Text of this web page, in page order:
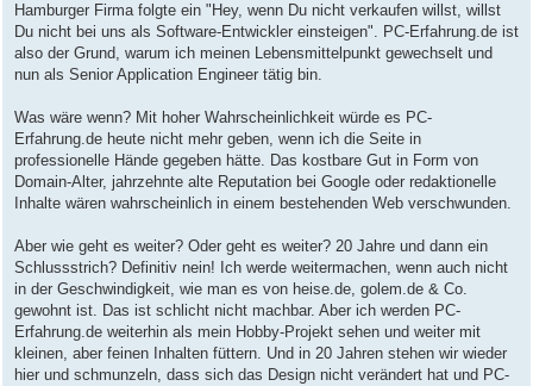
Hamburger Firma folgte ein "Hey, wenn Du nicht verkaufen willst, willst
Du nicht bei uns als Software-Entwickler einsteigen". PC-Erfahrung.de ist
also der Grund, warum ich meinen Lebensmittelpunkt gewechselt und
nun als Senior Application Engineer tätig bin.
Was wäre wenn? Mit hoher Wahrscheinlichkeit würde es PC-
Erfahrung.de heute nicht mehr geben, wenn ich die Seite in
professionelle Hände gegeben hätte. Das kostbare Gut in Form von
Domain-Alter, jahrzehnte alte Reputation bei Google oder redaktionelle
Inhalte wären wahrscheinlich in einem bestehenden Web verschwunden.
Aber wie geht es weiter? Oder geht es weiter? 20 Jahre und dann ein
Schlussstrich? Definitiv nein! Ich werde weitermachen, wenn auch nicht
in der Geschwindigkeit, wie man es von heise.de, golem.de & Co.
gewohnt ist. Das ist schlicht nicht machbar. Aber ich werden PC-
Erfahrung.de weiterhin als mein Hobby-Projekt sehen und weiter mit
kleinen, aber feinen Inhalten füttern. Und in 20 Jahren stehen wir wieder
hier und schmunzeln, dass sich das Design nicht verändert hat und PC-